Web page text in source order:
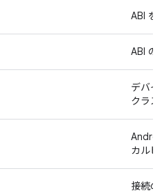
ABI を
ABI の
デバイ
クラス
カルビ
接続の